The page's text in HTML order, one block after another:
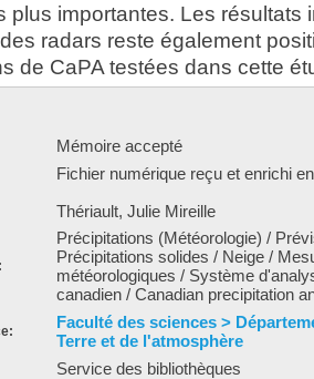
plus importantes. Les résultats
radars reste également
de CaPA testées dans cette
Mémoire accepté
Fichier numérique reçu et enrichi
Thériault, Julie Mireille
Précipitations (Météorologie) /
Précipitations solides / Neige /
météorologiques / Système
canadien / Canadian precipitation
Faculté des sciences >
Terre et de l'atmosphère
Service des bibliothèques